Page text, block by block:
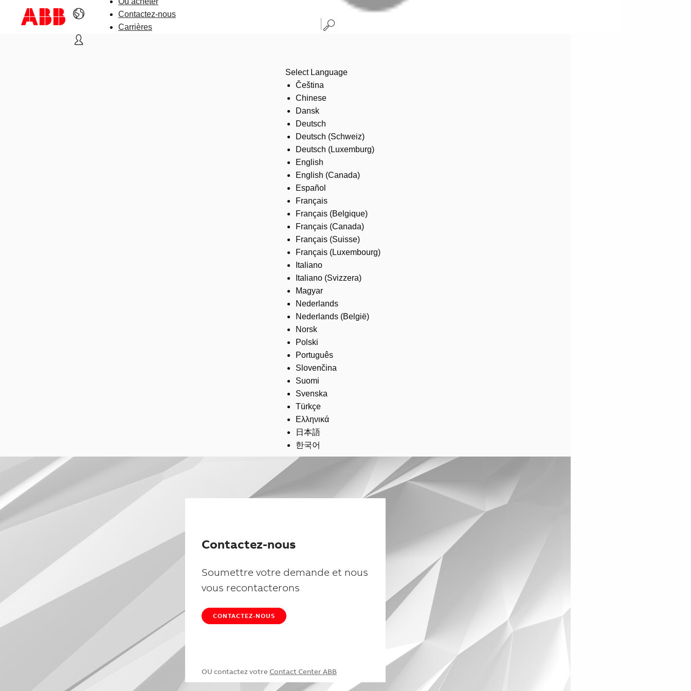
Contactez-nous
Carrières
Select Language
Čeština
Chinese
Dansk
Deutsch
Deutsch (Schweiz)
Deutsch (Luxemburg)
English
English (Canada)
Español
Français
Français (Belgique)
Français (Canada)
Français (Suisse)
Français (Luxembourg)
Italiano
Italiano (Svizzera)
Magyar
Nederlands
Nederlands (België)
Norsk
Polski
Português
Slovenčina
Suomi
Svenska
Türkçe
Ελληνικά
日本語
한국어
Contactez-nous
Soumettre votre demande et nous
vous recontacterons
CONTACTEZ-NOUS
OU contactez votre Contact Center ABB